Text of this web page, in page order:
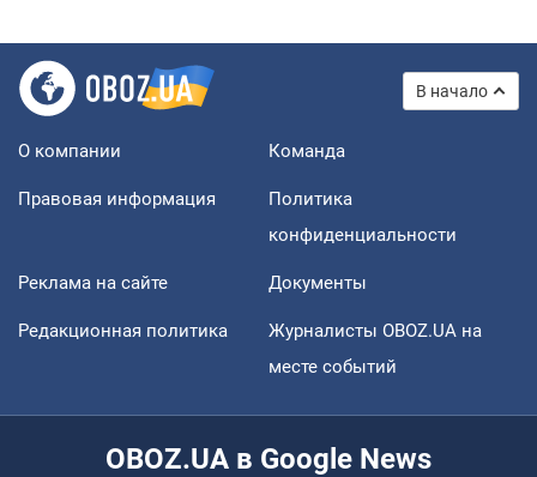
В начало
О компании Команда
Правовая информация
Политика
конфиденциальности
Реклама на сайте Документы
Редакционная политика
Журналисты OBOZ.UA на
месте событий
OBOZ.UA в Google News